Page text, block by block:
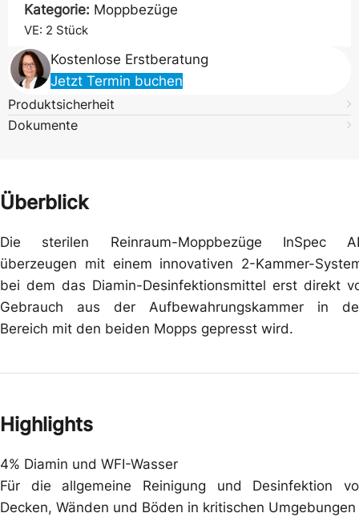
Kategorie: Moppbezüge
VE: 2 Stück
Kostenlose Erstberatung
Jetzt Termin buchen
Produktsicherheit
Dokumente
Überblick
Die sterilen Reinraum-Moppbezüge InSpec
überzeugen mit einem innovativen 2-Kammer-
bei dem das Diamin-Desinfektionsmittel erst direkt
Gebrauch aus der Aufbewahrungskammer in
Bereich mit den beiden Mopps gepresst wird.
Highlights
4% Diamin und WFI-Wasser
Für die allgemeine Reinigung und Desinfektion
Decken, Wänden und Böden in kritischen Umgebungen